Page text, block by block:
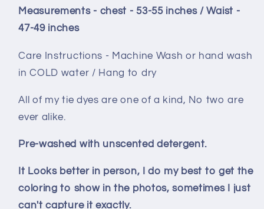
Measurements - chest - 53-55 inches / Waist -
47-49 inches
Care Instructions - Machine Wash or hand wash
in COLD water / Hang to dry
All of my tie dyes are one of a kind, No two are
ever alike.
Pre-washed with unscented detergent.
It Looks better in person, I do my best to get the
coloring to show in the photos, sometimes I just
can't capture it exactly.